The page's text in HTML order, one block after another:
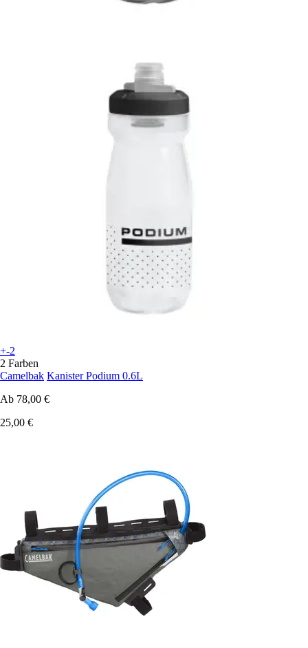
+-2
2 Farben
Camelbak Kanister Podium 0.6L
Ab 78,00 €
25,00 €